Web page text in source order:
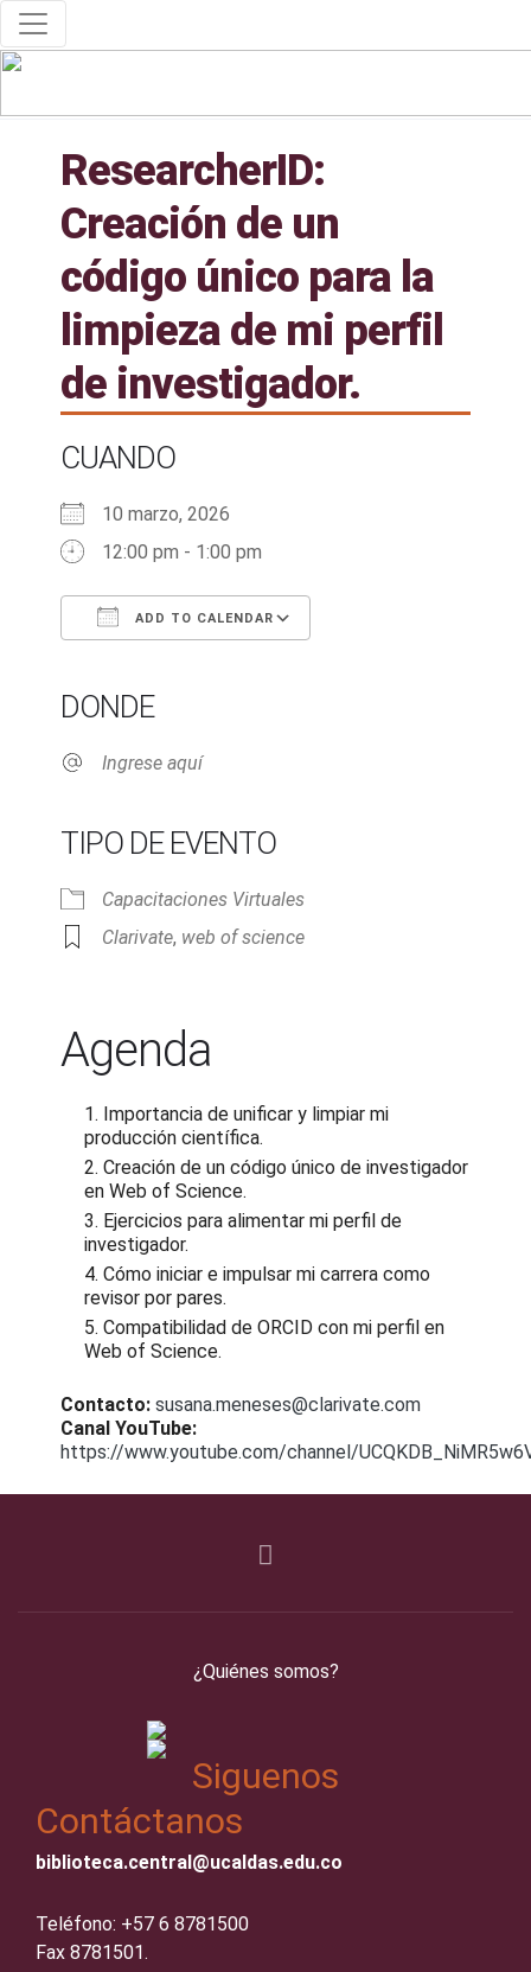
ResearcherID:
Creación de un
código único para la
limpieza de mi perfil
de investigador.
CUANDO
10 marzo, 2026
12:00 pm - 1:00 pm
ADD TO CALENDAR
DONDE
Ingrese aquí
TIPO DE EVENTO
Capacitaciones Virtuales
Clarivate, web of science
Agenda
Importancia de unificar y limpiar mi
producción científica.
Creación de un código único de investigador
en Web of Science.
Ejercicios para alimentar mi perfil de
investigador.
Cómo iniciar e impulsar mi carrera como
revisor por pares.
Compatibilidad de ORCID con mi perfil en
Web of Science.
Contacto: susana.meneses@clarivate.com
Canal YouTube:
https://www.youtube.com/channel/
¿Quiénes somos?
Siguenos
Contáctanos
biblioteca.central@ucaldas.edu.co
Teléfono: +57 6 8781500
Fax 8781501.